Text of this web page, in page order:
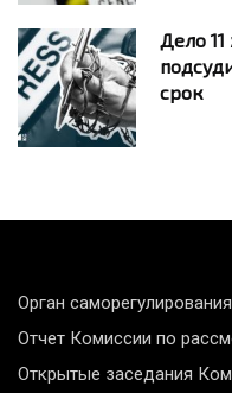
Дело
срок
Орган
Отчет Комиссии по
Открытые заседания